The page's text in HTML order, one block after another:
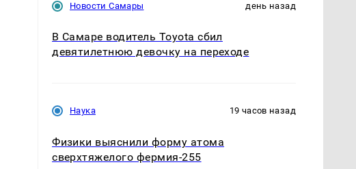
Новости Самары день назад
В Самаре водитель Toyota сбил
девятилетнюю девочку на переходе
Наука 19 часов назад
Физики выяснили форму атома
сверхтяжелого фермия-255